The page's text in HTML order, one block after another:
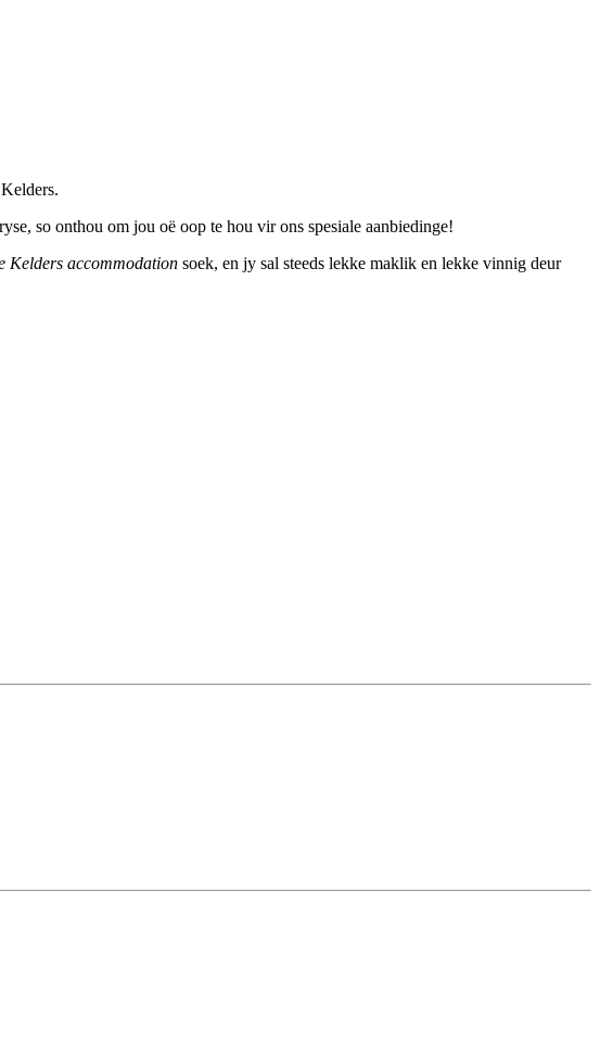
so onthou om jou oë oop te hou vir ons spesiale aanbiedinge!
Kelders accommodation soek, en jy sal steeds lekke maklik en lekke vinnig deur